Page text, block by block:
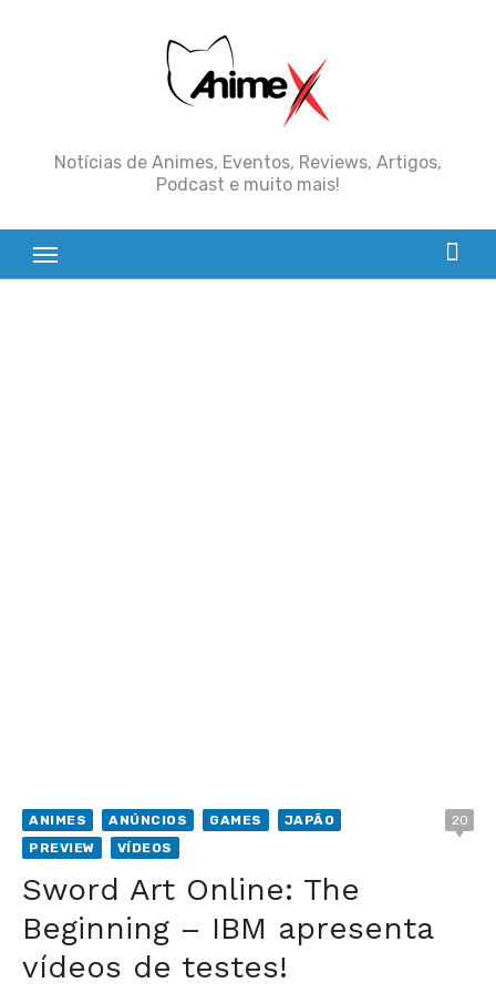
Notícias de Animes, Eventos, Reviews, Artigos,
Podcast e muito mais!
ANIMES ANÚNCIOS GAMES
JAPÃO
PREVIEW
VÍDEOS
20
Sword Art Online: The
Beginning – IBM apresenta
vídeos de testes!